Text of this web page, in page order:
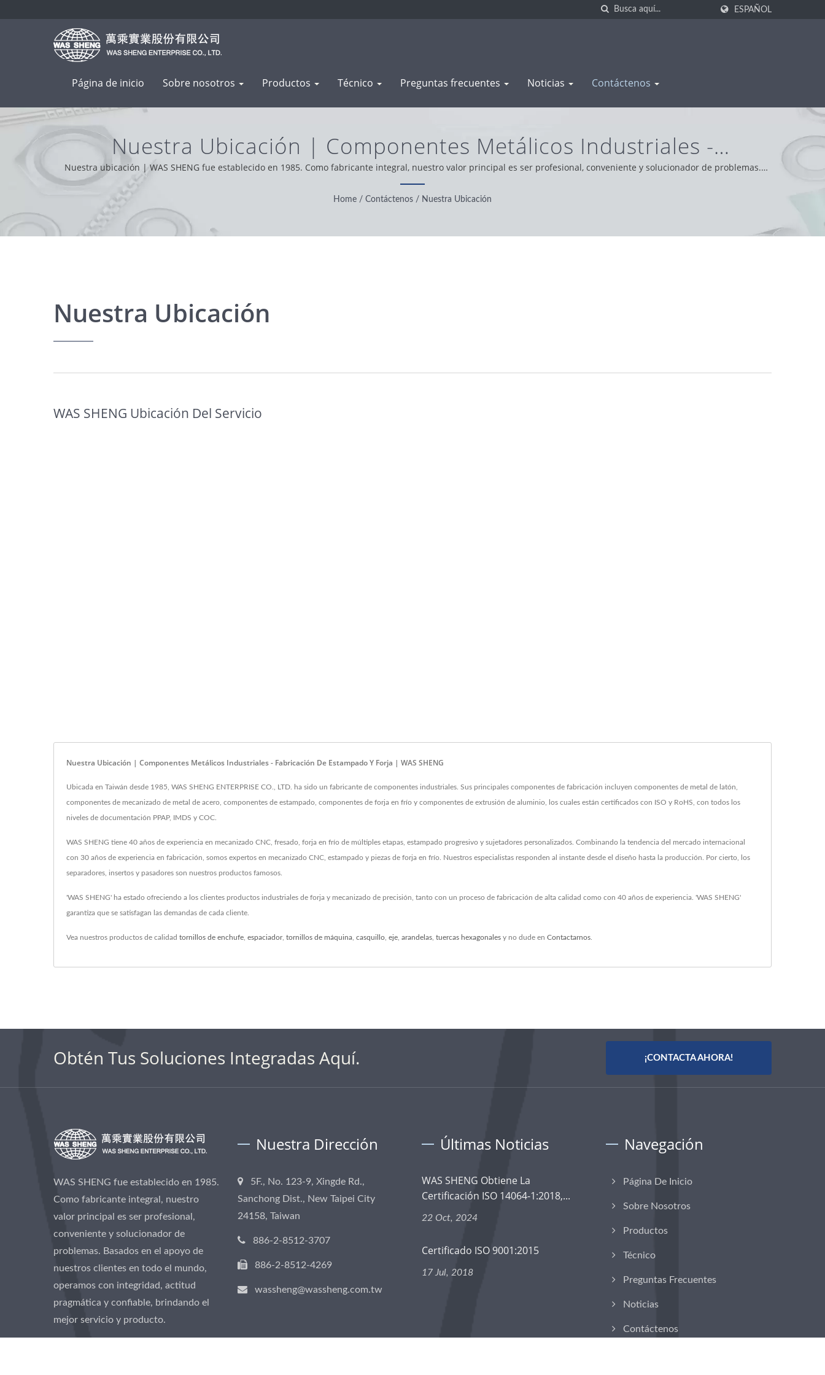
ESPAÑOL
Página de inicio Sobre nosotros Productos Técnico Preguntas frecuentes Noticias Contáctenos
Nuestra Ubicación | Componentes Metálicos Industriales -
Fabricación De Estampado Y Forja | WAS SHENG
Nuestra ubicación | WAS SHENG fue establecido en 1985. Como fabricante integral, nuestro valor principal es ser profesional, conveniente y solucionador de problemas.
Basados en el apoyo de nuestros clientes en todo el mundo, operamos con integridad, actitud pragmática y confiable, brindando el mejor servicio y producto.
Home / Contáctenos / Nuestra Ubicación
Nuestra Ubicación
WAS SHENG Ubicación Del Servicio
Nuestra Ubicación | Componentes Metálicos Industriales - Fabricación De Estampado Y Forja | WAS SHENG
Ubicada en Taiwán desde 1985, WAS SHENG ENTERPRISE CO., LTD. ha sido un fabricante de componentes industriales. Sus principales componentes de fabricación incluyen componentes de metal de latón,
componentes de mecanizado de metal de acero, componentes de estampado, componentes de forja en frío y componentes de extrusión de aluminio, los cuales están certificados con ISO y RoHS, con todos los
niveles de documentación PPAP, IMDS y COC.
WAS SHENG tiene 40 años de experiencia en mecanizado CNC, fresado, forja en frío de múltiples etapas, estampado progresivo y sujetadores personalizados. Combinando la tendencia del mercado internacional
con 30 años de experiencia en fabricación, somos expertos en mecanizado CNC, estampado y piezas de forja en frío. Nuestros especialistas responden al instante desde el diseño hasta la producción. Por cierto, los
separadores, insertos y pasadores son nuestros productos famosos.
'WAS SHENG' ha estado ofreciendo a los clientes productos industriales de forja y mecanizado de precisión, tanto con un proceso de fabricación de alta calidad como con 40 años de experiencia. 'WAS SHENG'
garantiza que se satisfagan las demandas de cada cliente.
Vea nuestros productos de calidad tornillos de enchufe espaciador, tornillos de máquina casquillo eje arandelas tuercas hexagonales y no dude en Contactarnos
Obtén Tus Soluciones Integradas Aquí. ¡CONTACTA AHORA!
WAS SHENG fue establecido en 1985.
Como fabricante integral, nuestro
valor principal es ser profesional,
conveniente y solucionador de
problemas. Basados en el apoyo de
nuestros clientes en todo el mundo,
operamos con integridad, actitud
pragmática y confiable, brindando el
mejor servicio y producto.
Nuestra Dirección
5F., No. 123-9, Xingde Rd.,
Sanchong Dist., New Taipei City
24158, Taiwan
886-2-8512-3707
886-2-8512-4269
wassheng@wassheng.com.tw
Últimas Noticias
WAS SHENG Obtiene La
Certificación ISO 14064-1:2018,...
22 Oct, 2024
Certificado ISO 9001:2015
17 Jul, 2018
Navegación
Página De Inicio
Sobre Nosotros
Productos
Técnico
Preguntas Frecuentes
Noticias
Contáctenos